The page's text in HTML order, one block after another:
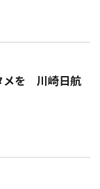
メを 川崎日航